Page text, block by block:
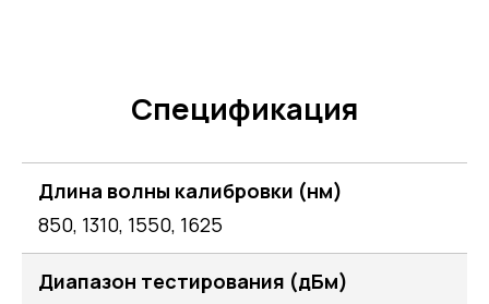
Спецификация
Длина волны калибровки (нм)
850, 1310, 1550, 1625
Диапазон тестирования (дБм)